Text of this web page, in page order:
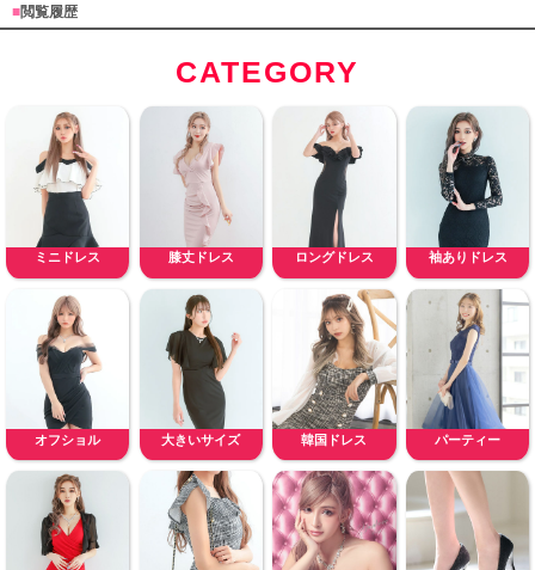
■閲覧履歴
CATEGORY
ミニドレス 膝丈ドレス ロングドレス 袖ありドレス
オフショル 大きいサイズ 韓国ドレス パーティー